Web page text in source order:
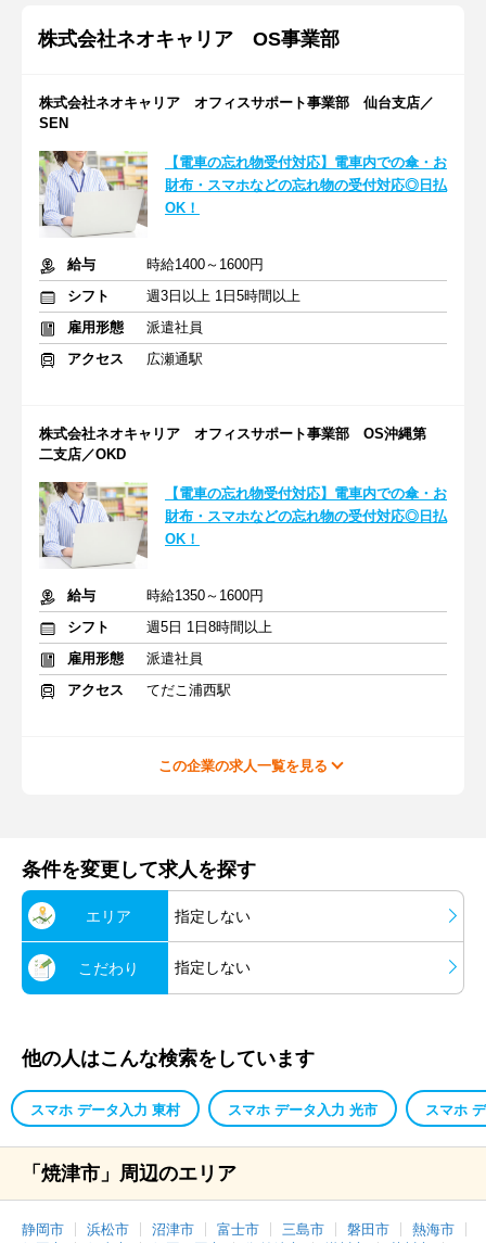
株式会社ネオキャリア OS事業部
株式会社ネオキャリア オフィスサポート事業部 仙台支店／
SEN
【電車の忘れ物受付対応】電車内での傘・お
財布・スマホなどの忘れ物の受付対応◎日払
OK！
給与
時給1400～1600円
シフト
週3日以上 1日5時間以上
雇用形態
派遣社員
アクセス
広瀬通駅
株式会社ネオキャリア オフィスサポート事業部 OS沖縄第
二支店／OKD
【電車の忘れ物受付対応】電車内での傘・お
財布・スマホなどの忘れ物の受付対応◎日払
OK！
給与
時給1350～1600円
シフト
週5日 1日8時間以上
雇用形態
派遣社員
アクセス
てだこ浦西駅
この企業の求人一覧を見る
条件を変更して求人を探す
エリア 指定しない
こだわり 指定しない
他の人はこんな検索をしています
スマホ データ入力 東村 スマホ データ入力 光市 スマホ
「焼津市」周辺のエリア
静岡市 浜松市 沼津市 富士市 三島市 磐田市
熱海市